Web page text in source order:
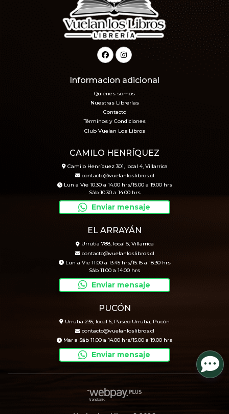
Informacion adicional
Quiénes somos
Nuestras Librerías
Contacto
Términos y Condiciones
Club Vuelan Los Libros
CAMILO HENRÍQUEZ
Camilo Henríquez 301, local 4, Villarrica
contacto@vuelanloslibros.cl
Lun a Vie 10.30 a 14.00 hrs/15.00 a 19.00 hrs
Sáb 10.30 a 14.00 hrs
Enviar mensaje
EL ARRAYÁN
Urrutia 788, local 5, Villarrica
contacto@vuelanloslibros.cl
Lun a Vie 11.00 a 13.45 hrs/15.15 a 18.30 hrs
Sáb 11.00 a 14.00 hrs
Enviar mensaje
PUCÓN
Urrutia 235, local 6, Paseo Urrutia, Pucón
contacto@vuelanloslibros.cl
Mar a Sáb 11.00 a 14.00 hrs/15.00 a 19.00 hrs
Enviar mensaje